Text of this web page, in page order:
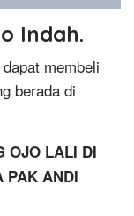
Indah.
membeli
berada di
OJO LALI DI
PAK ANDI